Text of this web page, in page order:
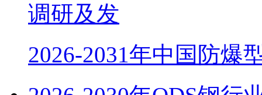
调研及发
2026-2031年中国防爆